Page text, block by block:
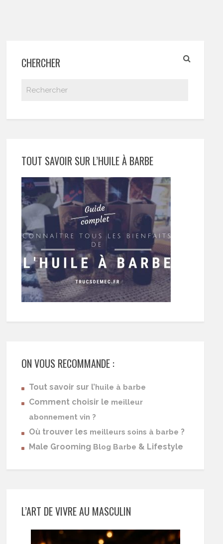
CHERCHER
TOUT SAVOIR SUR L’HUILE À BARBE
ON VOUS RECOMMANDE :
Tout savoir sur l’huile à barbe
Comment choisir le meilleur
abonnement vin ?
Où trouver les meilleurs soins à barbe ?
Male Grooming Blog Barbe & Lifestyle
L’ART DE VIVRE AU MASCULIN